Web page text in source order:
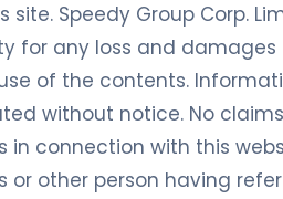
site. Speedy Group Corp.
for any loss and
of the contents.
without notice. No
in connection with this
or other person having